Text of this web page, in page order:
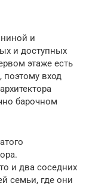
и
и доступных
этаже есть
поэтому вход
барочном
и два соседних
семьи, где они